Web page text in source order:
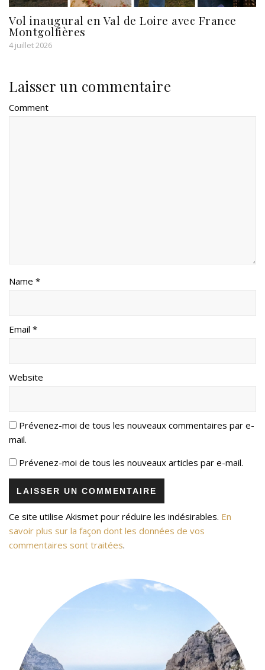
Vol inaugural en Val de Loire avec France
Montgolfières
4 juillet 2026
Laisser un commentaire
Comment
Name *
Email *
Website
Prévenez-moi de tous les nouveaux commentaires par e-
mail.
Prévenez-moi de tous les nouveaux articles par e-mail.
Ce site utilise Akismet pour réduire les indésirables. En
savoir plus sur la façon dont les données de vos
commentaires sont traitées.